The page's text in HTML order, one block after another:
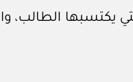
يكتسبها